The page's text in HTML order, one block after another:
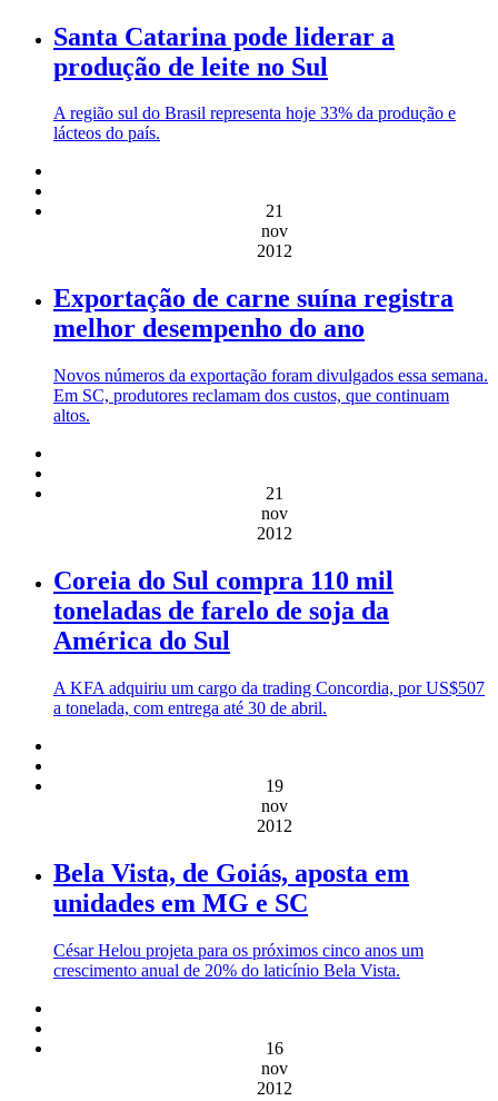
Santa Catarina pode liderar a
produção de leite no Sul
A região sul do Brasil representa hoje 33% da produção e
lácteos do país.
21
nov
2012
Exportação de carne suína registra
melhor desempenho do ano
Novos números da exportação foram divulgados essa semana.
Em SC, produtores reclamam dos custos, que continuam
altos.
21
nov
2012
Coreia do Sul compra 110 mil
toneladas de farelo de soja da
América do Sul
A KFA adquiriu um cargo da trading Concordia, por US$507
a tonelada, com entrega até 30 de abril.
19
nov
2012
Bela Vista, de Goiás, aposta em
unidades em MG e SC
César Helou projeta para os próximos cinco anos um
crescimento anual de 20% do laticínio Bela Vista.
16
nov
2012